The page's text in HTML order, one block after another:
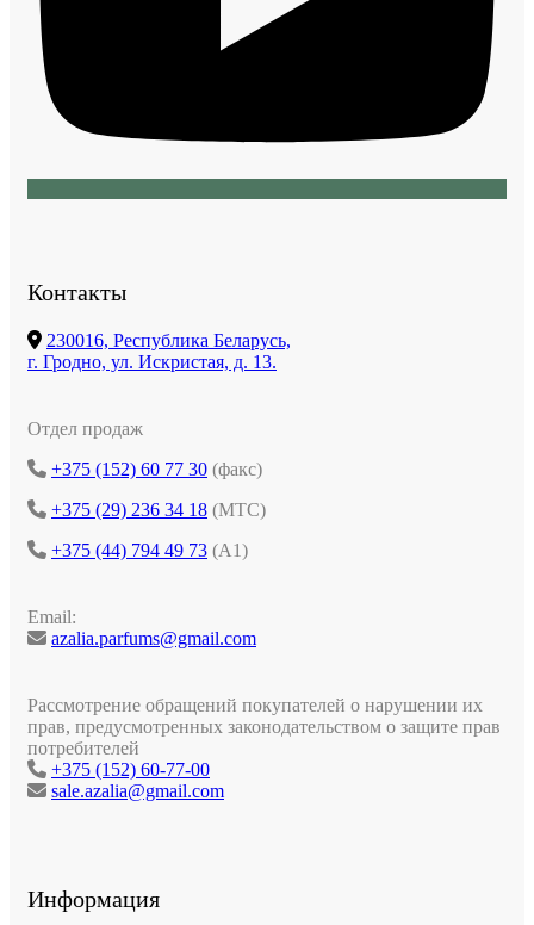
Контакты
230016, Республика Беларусь,
г. Гродно, ул. Искристая, д. 13.
Отдел продаж
+375 (152) 60 77 30 (факс)
+375 (29) 236 34 18 (МТС)
+375 (44) 794 49 73 (А1)
Email:
azalia.parfums@gmail.com
Рассмотрение обращений покупателей о нарушении их
прав, предусмотренных законодательством о защите прав
потребителей
+375 (152) 60-77-00
sale.azalia@gmail.com
Информация